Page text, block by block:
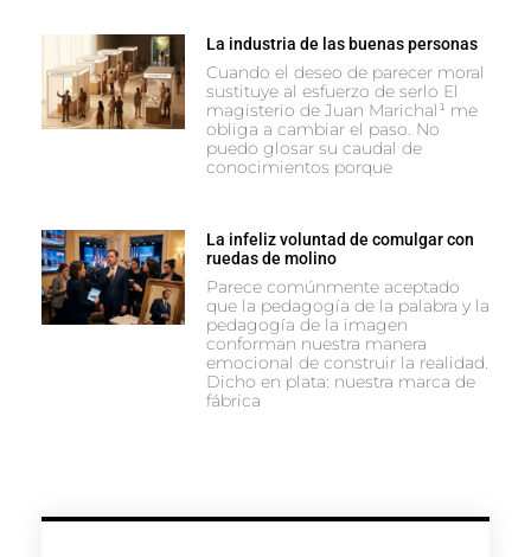
La industria de las buenas personas
Cuando el deseo de parecer moral
sustituye al esfuerzo de serlo El
magisterio de Juan Marichal¹ me
obliga a cambiar el paso. No
puedo glosar su caudal de
conocimientos porque
La infeliz voluntad de comulgar con
ruedas de molino
Parece comúnmente aceptado
que la pedagogía de la palabra y la
pedagogía de la imagen
conforman nuestra manera
emocional de construir la realidad.
Dicho en plata: nuestra marca de
fábrica